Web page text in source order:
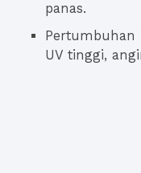
panas.
UV tinggi,